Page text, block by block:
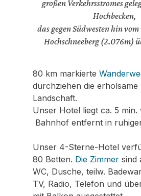
großen Verkehrsstromes
Hochbecken,
das gegen Südwesten hin
Hochschneeberg (2.076m)
80 km markierte
durchziehen die erholsame
Landschaft.
Unser Hotel liegt ca. 5 min.
Bahnhof entfernt in
Unser 4-Sterne-Hotel
80 Betten. Die Zimmer sind
WC, Dusche, teilw.
TV, Radio, Telefon und